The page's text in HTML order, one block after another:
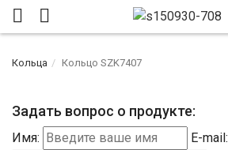
Кольца Кольцо SZK7407
Задать вопрос о продукте:
Имя:
E-mail: